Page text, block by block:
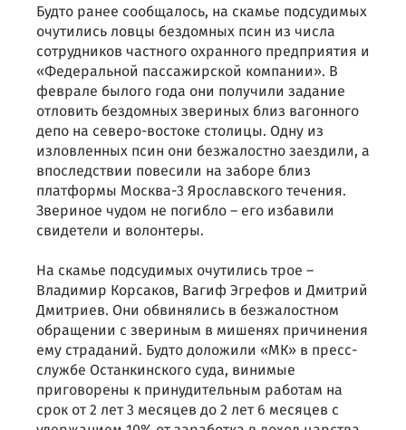
Будто ранее сообщалось, на скамье подсудимых
очутились ловцы бездомных псин из числа
сотрудников частного охранного предприятия и
«Федеральной пассажирской компании». В
феврале былого года они получили задание
отловить бездомных звериных близ вагонного
депо на северо-востоке столицы. Одну из
изловленных псин они безжалостно заездили, а
впоследствии повесили на заборе близ
платформы Москва-3 Ярославского течения.
Звериное чудом не погибло – его избавили
свидетели и волонтеры.
На скамье подсудимых очутились трое –
Владимир Корсаков, Вагиф Эгрефов и Дмитрий
Дмитриев. Они обвинялись в безжалостном
обращении с звериным в мишенях причинения
ему страданий. Будто доложили «МК» в пресс-
службе Останкинского суда, винимые
приговорены к принудительным работам на
срок от 2 лет 3 месяцев до 2 лет 6 месяцев с